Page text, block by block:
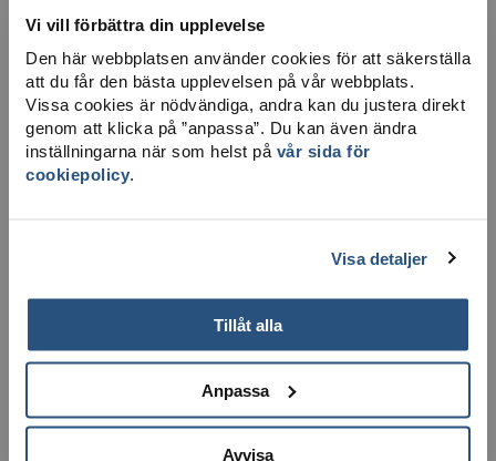
Vi vill förbättra din upplevelse
Den här webbplatsen använder cookies för att säkerställa
att du får den bästa upplevelsen på vår webbplats.
Vissa cookies är nödvändiga, andra kan du justera direkt
genom att klicka på ”anpassa”. Du kan även ändra
inställningarna när som helst på vår sida för
cookiepolicy.
Visa detaljer
Tillåt alla
Anpassa
Avvisa
LADDA NER KARTA